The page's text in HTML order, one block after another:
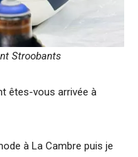
Stroobants
êtes-vous arrivée à
à La Cambre puis je